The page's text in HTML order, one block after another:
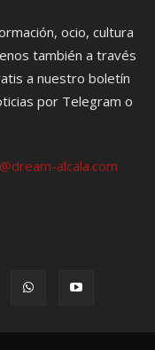
ocio, cultura
también a través
a nuestro boletín
por Telegram o
alcala.com